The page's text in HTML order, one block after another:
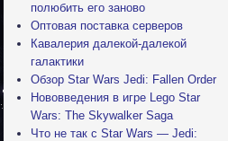
полюбить его заново
Оптовая поставка серверов
Кавалерия далекой-далекой
галактики
Обзор Star Wars Jedi: Fallen Order
Нововведения в игре Lego Star
Wars: The Skywalker Saga
Что не так с Star Wars — Jedi: